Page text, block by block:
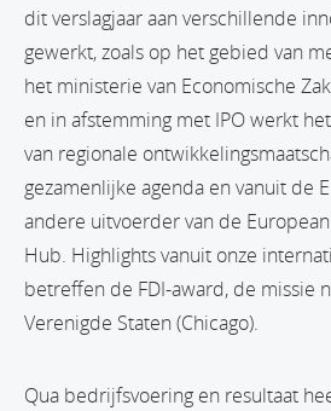
dit verslagjaar aan verschillende
gewerkt, zoals op het gebied van
het ministerie van Economische
en in afstemming met IPO werkt
van regionale
gezamenlijke agenda en vanuit de
andere uitvoerder van de
Hub. Highlights vanuit onze
betreffen de FDI-award, de missie
Verenigde Staten (Chicago).
Qua bedrijfsvoering en resultaat